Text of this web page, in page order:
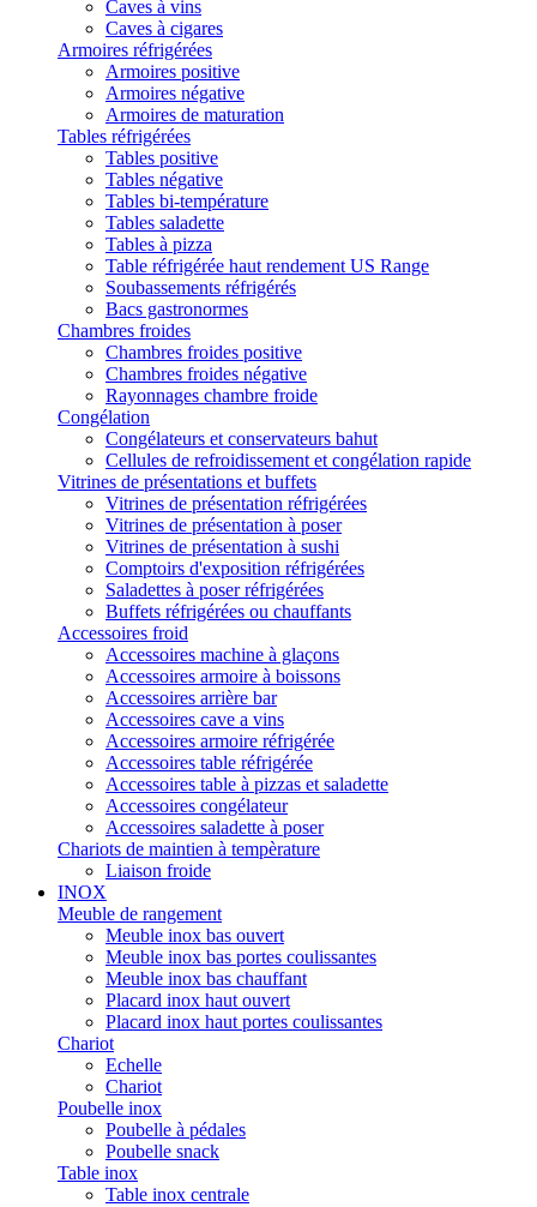
Caves à vins
Caves à cigares
Armoires réfrigérées
Armoires positive
Armoires négative
Armoires de maturation
Tables réfrigérées
Tables positive
Tables négative
Tables bi-température
Tables saladette
Tables à pizza
Table réfrigérée haut rendement US Range
Soubassements réfrigérés
Bacs gastronormes
Chambres froides
Chambres froides positive
Chambres froides négative
Rayonnages chambre froide
Congélation
Congélateurs et conservateurs bahut
Cellules de refroidissement et congélation rapide
Vitrines de présentations et buffets
Vitrines de présentation réfrigérées
Vitrines de présentation à poser
Vitrines de présentation à sushi
Comptoirs d'exposition réfrigérées
Saladettes à poser réfrigérées
Buffets réfrigérées ou chauffants
Accessoires froid
Accessoires machine à glaçons
Accessoires armoire à boissons
Accessoires arrière bar
Accessoires cave a vins
Accessoires armoire réfrigérée
Accessoires table réfrigérée
Accessoires table à pizzas et saladette
Accessoires congélateur
Accessoires saladette à poser
Chariots de maintien à tempèrature
Liaison froide
INOX
Meuble de rangement
Meuble inox bas ouvert
Meuble inox bas portes coulissantes
Meuble inox bas chauffant
Placard inox haut ouvert
Placard inox haut portes coulissantes
Chariot
Echelle
Chariot
Poubelle inox
Poubelle à pédales
Poubelle snack
Table inox
Table inox centrale